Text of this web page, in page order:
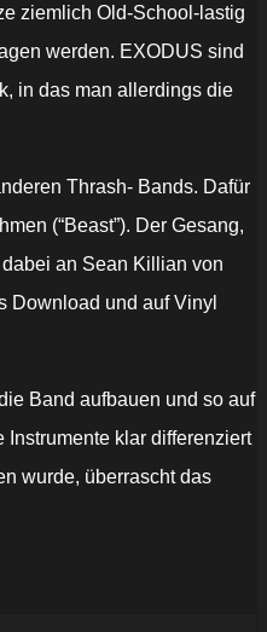
ziemlich Old-School-lastig
werden. EXODUS sind
in das man allerdings die
Thrash- Bands. Dafür
(“Beast”). Der Gesang,
an Sean Killian von
Download und auf Vinyl
Band aufbauen und so auf
klar differenziert
wurde, überrascht das